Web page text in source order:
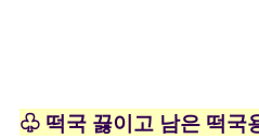
♧ 떡국 끓이고 남은 떡국